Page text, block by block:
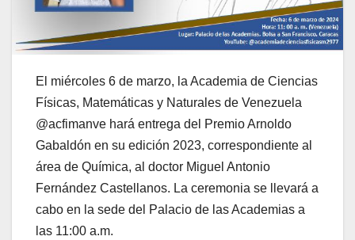
El miércoles 6 de marzo, la Academia de Ciencias
Físicas, Matemáticas y Naturales de Venezuela
@acfimanve hará entrega del Premio Arnoldo
Gabaldón en su edición 2023, correspondiente al
área de Química, al doctor Miguel Antonio
Fernández Castellanos. La ceremonia se llevará a
cabo en la sede del Palacio de las Academias a
las 11:00 a.m.